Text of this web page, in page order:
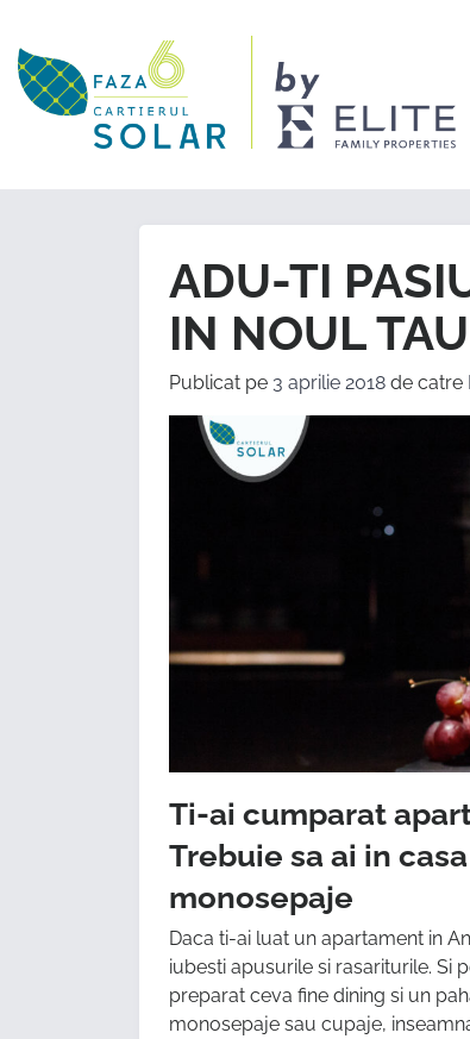
ADU-TI
IN NOUL
Publicat pe 3 aprilie 2018 de catre
Ti-ai cumparat
Trebuie sa ai in
monosepaje
Daca ti-ai luat un apartament in
iubesti apusurile si rasariturile. Si
preparat ceva fine dining si un
monosepaje sau cupaje,